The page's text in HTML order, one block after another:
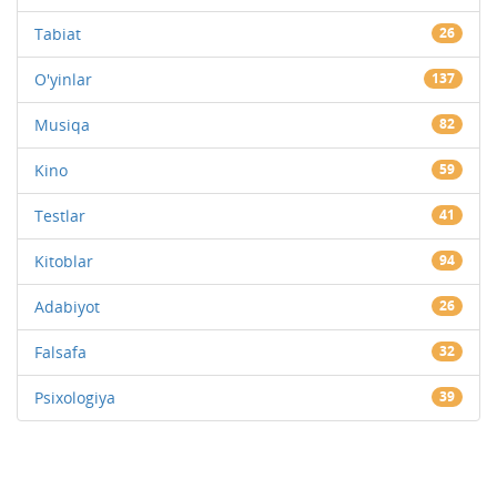
Tabiat 26
O'yinlar 137
Musiqa 82
Kino 59
Testlar 41
Kitoblar 94
Adabiyot 26
Falsafa 32
Psixologiya 39